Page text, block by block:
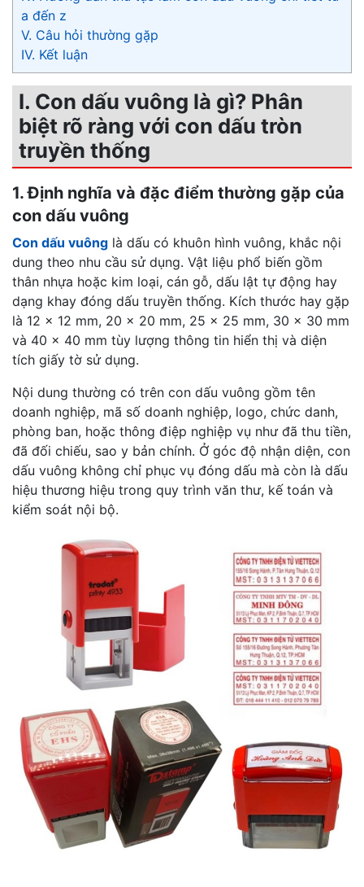
a đến z
V. Câu hỏi thường gặp
IV. Kết luận
I. Con dấu vuông là gì? Phân
biệt rõ ràng với con dấu tròn
truyền thống
1. Định nghĩa và đặc điểm thường gặp của
con dấu vuông
Con dấu vuông là dấu có khuôn hình vuông, khắc nội
dung theo nhu cầu sử dụng. Vật liệu phổ biến gồm
thân nhựa hoặc kim loại, cán gỗ, dấu lật tự động hay
dạng khay đóng dấu truyền thống. Kích thước hay gặp
là 12 x 12 mm, 20 x 20 mm, 25 x 25 mm, 30 x 30 mm
và 40 x 40 mm tùy lượng thông tin hiển thị và diện
tích giấy tờ sử dụng.
Nội dung thường có trên con dấu vuông gồm tên
doanh nghiệp, mã số doanh nghiệp, logo, chức danh,
phòng ban, hoặc thông điệp nghiệp vụ như đã thu tiền,
đã đối chiếu, sao y bản chính. Ở góc độ nhận diện, con
dấu vuông không chỉ phục vụ đóng dấu mà còn là dấu
hiệu thương hiệu trong quy trình văn thư, kế toán và
kiểm soát nội bộ.